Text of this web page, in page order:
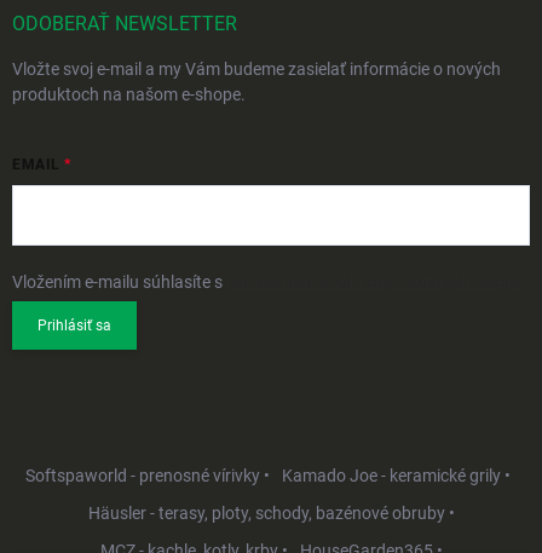
ODOBERAŤ NEWSLETTER
Vložte svoj e-mail a my Vám budeme zasielať informácie o nových
produktoch na našom e-shope.
EMAIL
Vložením e-mailu súhlasíte s
Prihlásiť sa
Softspaworld - prenosné vírivky •
Kamado Joe - keramické grily •
Häusler - terasy, ploty, schody, bazénové obruby •